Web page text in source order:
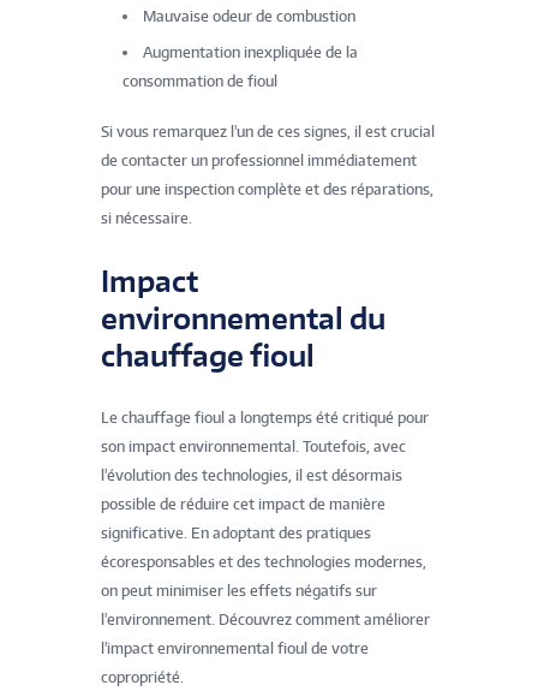
Mauvaise odeur de combustion
Augmentation inexpliquée de la
consommation de fioul
Si vous remarquez l'un de ces signes, il est crucial
de contacter un professionnel immédiatement
pour une inspection complète et des réparations,
si nécessaire.
Impact
environnemental du
chauffage fioul
Le chauffage fioul a longtemps été critiqué pour
son impact environnemental. Toutefois, avec
l'évolution des technologies, il est désormais
possible de réduire cet impact de manière
significative. En adoptant des pratiques
écoresponsables et des technologies modernes,
on peut minimiser les effets négatifs sur
l'environnement. Découvrez comment améliorer
l'impact environnemental fioul de votre
copropriété.